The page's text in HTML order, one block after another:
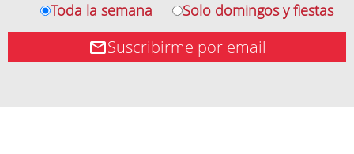
Toda la semana
Solo domingos y fiestas
Suscribirme por email